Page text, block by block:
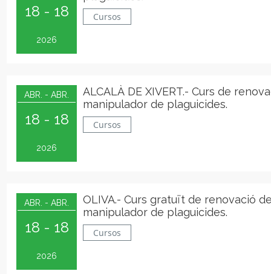
18 - 18
2026
Cursos
ABR. - ABR.
18 - 18
2026
ALCALÀ DE XIVERT.- Curs de
manipulador de plaguicides.
Cursos
ABR. - ABR.
18 - 18
2026
OLIVA.- Curs gratuït de renovació
manipulador de plaguicides.
Cursos